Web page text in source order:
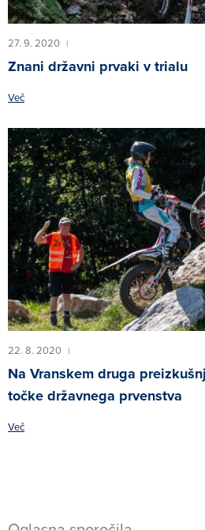
27. 9. 2020 |
Znani državni prvaki v trialu
Več
22. 8. 2020 |
Na Vranskem druga
točke državnega prvenstva
Več